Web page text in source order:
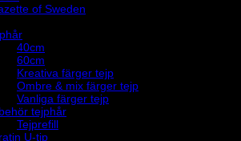
of Sweden
40cm
60cm
Kreativa färger tejp
Ombre & mix färger tejp
Vanliga färger tejp
tejphår
Tejprefill
U-tip